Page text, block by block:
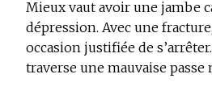
Mieux vaut avoir une jambe
dépression. Avec une
occasion justifiée de
traverse une mauvaise passe